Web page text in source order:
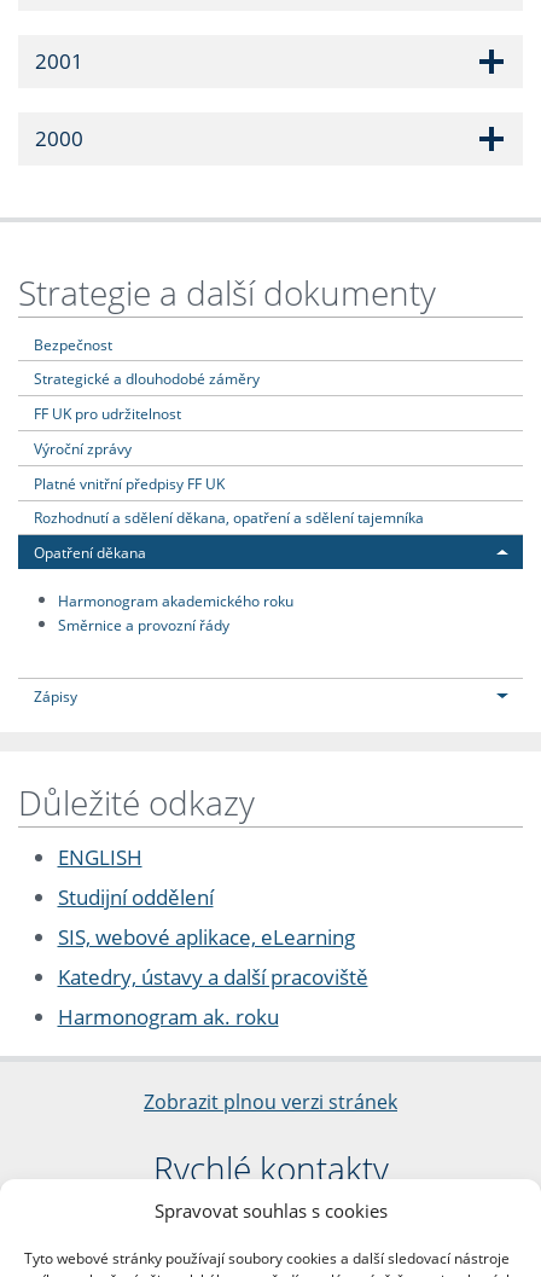
Spravovat souhlas s cookies
Tyto webové stránky používají soubory cookies a další sledovací nástroje
2001
2000
Strategie a další dokumenty
Bezpečnost
Strategické a dlouhodobé záměry
FF UK pro udržitelnost
Výroční zprávy
Platné vnitřní předpisy FF UK
Rozhodnutí a sdělení děkana, opatření a sdělení tajemníka
Opatření děkana
Harmonogram akademického roku
Směrnice a provozní řády
Zápisy
Důležité odkazy
ENGLISH
Studijní oddělení
SIS, webové aplikace, eLearning
Katedry, ústavy a další pracoviště
Harmonogram ak. roku
Zobrazit plnou verzi stránek
Rychlé kontakty
Filozofická fakulta
nám. Jana Palacha 1/2